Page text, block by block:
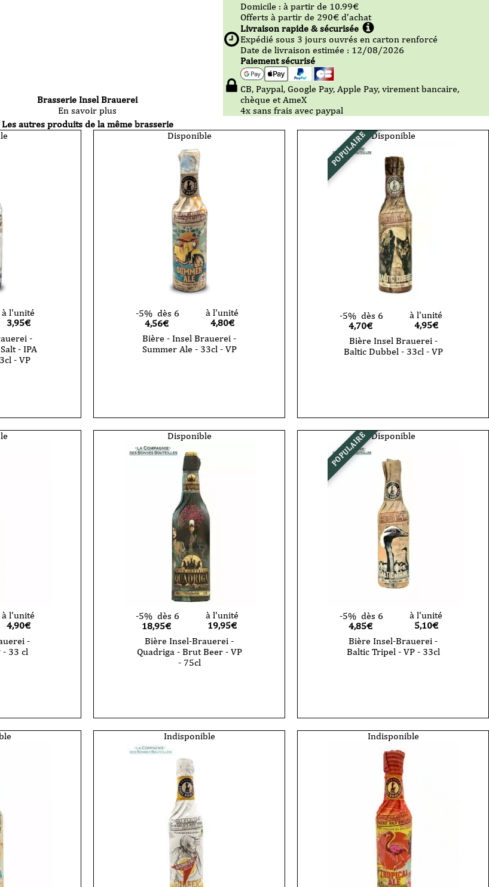
Domicile :à partir de 10.99€
Offerts à partir de 290€ d’achat
Livraison rapide & sécurisée
Expédié sous 3 jours ouvrés en carton renforcé
Date de livraison estimée : 12/08/2026
Paiement sécurisé
CB, Paypal, Google Pay, Apple Pay, virement bancaire,
chèque et AmeX
4x sans frais avec paypal
Brasserie Insel Brauerei
En savoir plus
Les autres produits de la même brasserie
à l'unité
3,95€
-
- IPA
- VP
Disponible
-5% dès 6
4,56€
à l'unité
4,80€
Bière - Insel Brauerei -
Summer Ale - 33cl - VP
Summer
POPULAIRE Disponible
-5% dès 6
4,70€
à l'unité
4,95€
Bière Insel Brauerei -
Baltic Dubbel - 33cl - VP
-
Dubbel
33cl
-
VP
à l'unité
4,90€
-
- 33 cl
Disponible
-5% dès 6
18,95€
à l'unité
19,95€
Bière Insel-Brauerei -
Quadriga - Brut Beer - VP
- 75cl
Brauerei
Brut
POPULAIRE Disponible
-5% dès 6
4,85€
à l'unité
5,10€
Bière Insel-Brauerei -
Baltic Tripel - VP - 33cl
-
Tripel
Indisponible Indisponible